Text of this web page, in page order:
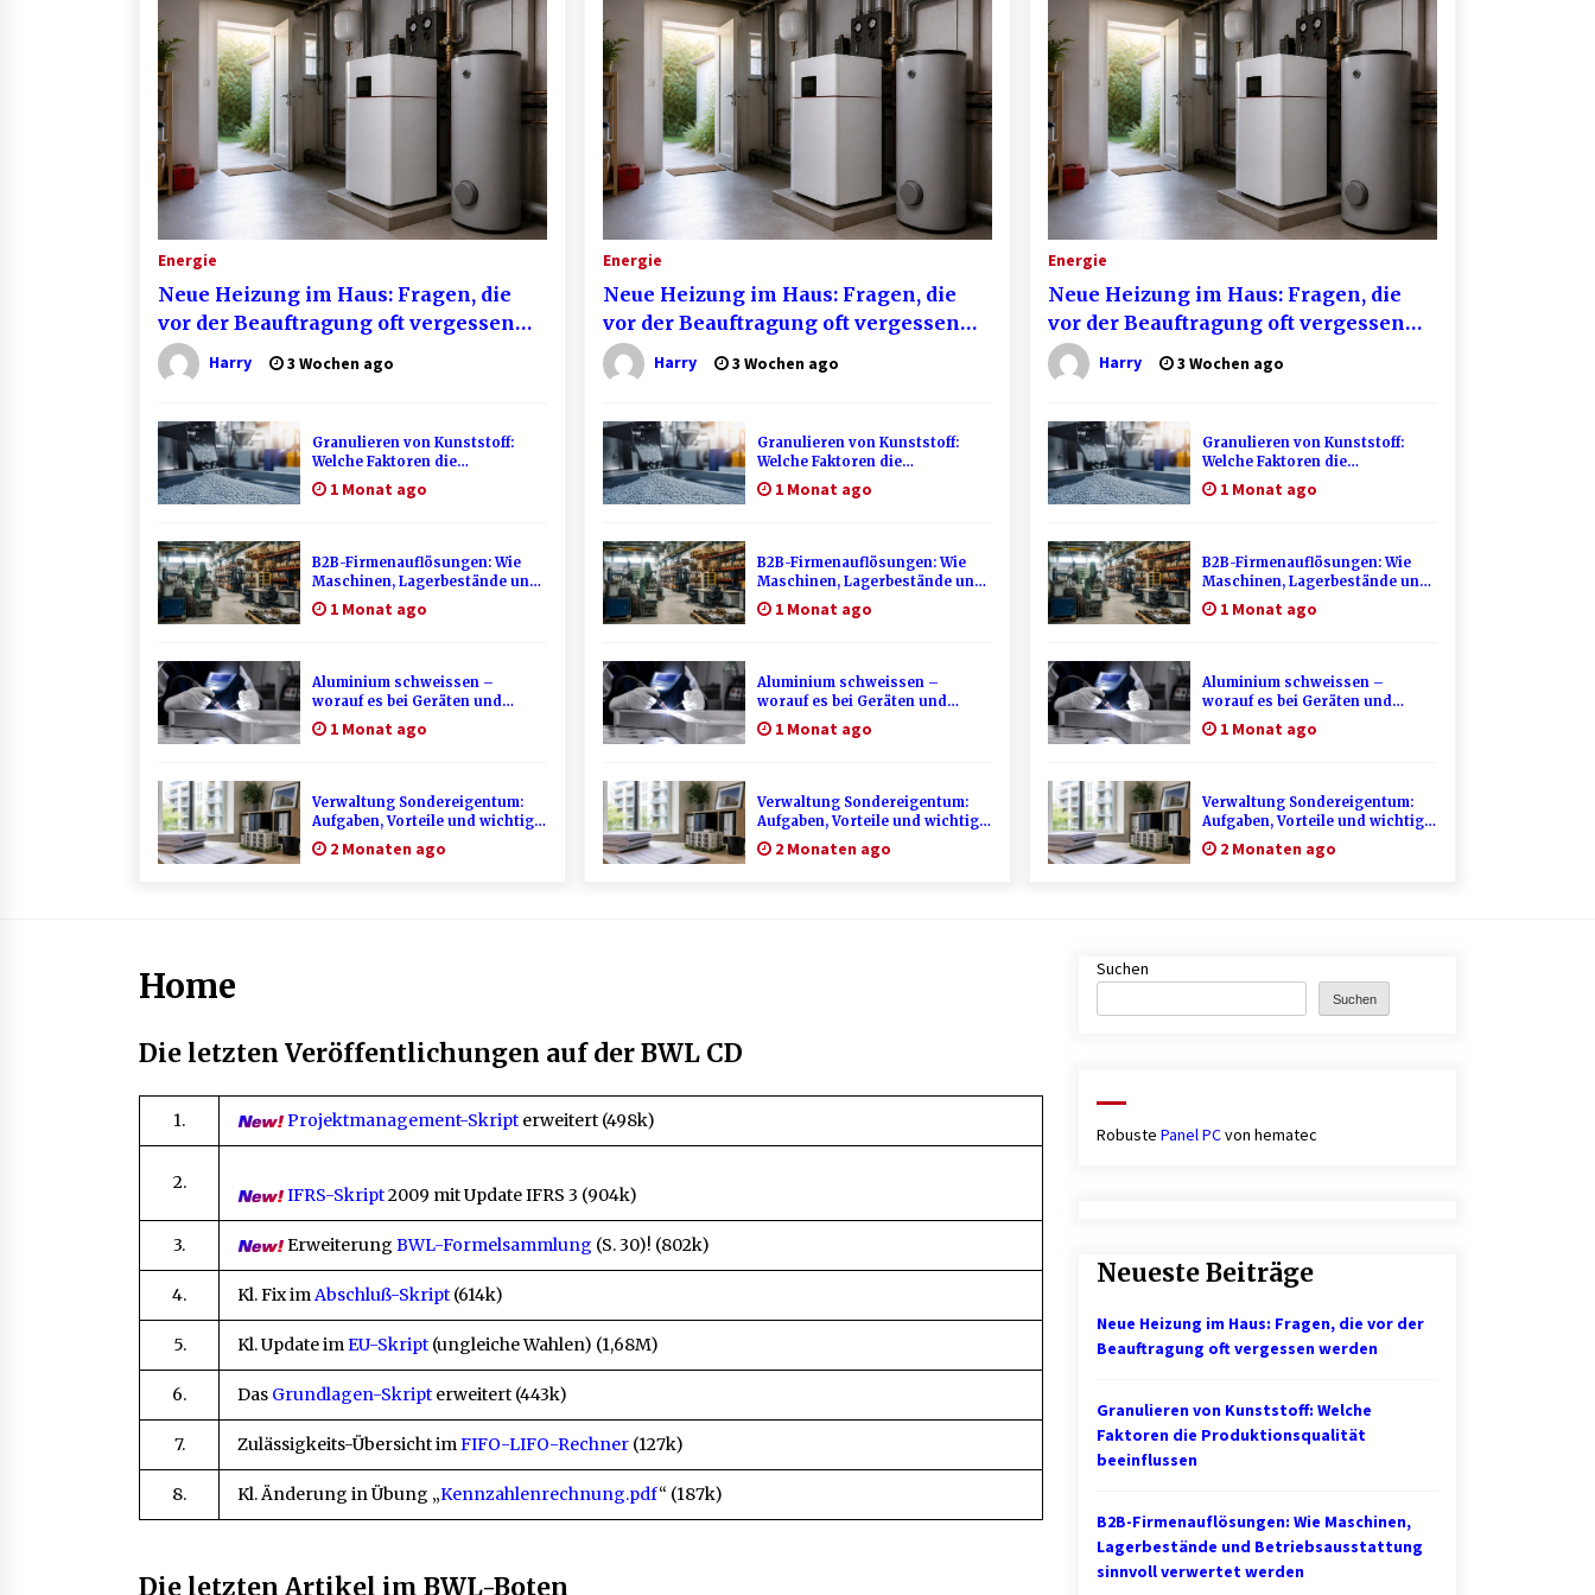
Energie
Neue Heizung im Haus: Fragen, die
vor der Beauftragung oft vergessen
werdenHarry 3 Wochen ago
Granulieren von Kunststoff:
Welche Faktoren die
Produktionsqualität
beeinflussen
1 Monat ago
B2B-Firmenauflösungen: Wie
Maschinen, Lagerbestände und
Betriebsausstattung sinnvoll
verwertet werden
1 Monat ago
Aluminium schweissen –
worauf es bei Geräten und
Verfahren ankommt
1 Monat ago
Verwaltung Sondereigentum:
Aufgaben, Vorteile und wichtige
Unterschiede zur WEG-
Verwaltung
2 Monaten ago
Energie
Neue Heizung im Haus: Fragen, die
vor der Beauftragung oft vergessen
werdenHarry 3 Wochen ago
Granulieren von Kunststoff:
Welche Faktoren die
Produktionsqualität
beeinflussen
1 Monat ago
B2B-Firmenauflösungen: Wie
Maschinen, Lagerbestände und
Betriebsausstattung sinnvoll
verwertet werden
1 Monat ago
Aluminium schweissen –
worauf es bei Geräten und
Verfahren ankommt
1 Monat ago
Verwaltung Sondereigentum:
Aufgaben, Vorteile und wichtige
Unterschiede zur WEG-
Verwaltung
2 Monaten ago
Energie
Neue Heizung im Haus: Fragen, die
vor der Beauftragung oft vergessen
werdenHarry 3 Wochen ago
Granulieren von Kunststoff:
Welche Faktoren die
Produktionsqualität
beeinflussen
1 Monat ago
B2B-Firmenauflösungen: Wie
Maschinen, Lagerbestände und
Betriebsausstattung sinnvoll
verwertet werden
1 Monat ago
Aluminium schweissen –
worauf es bei Geräten und
Verfahren ankommt
1 Monat ago
Verwaltung Sondereigentum:
Aufgaben, Vorteile und wichtige
Unterschiede zur WEG-
Verwaltung
2 Monaten ago
Home
Die letzten Veröffentlichungen auf der BWL CD
1. Projektmanagement-Skript erweitert (498k)
2.
IFRS-Skript2009 mit Update IFRS 3 (904k)
3. Erweiterung BWL-Formelsammlung (S. 30)! (802k)
4. Kl. Fix im Abschluß-Skript (614k)
5. Kl. Update im EU-Skript (ungleiche Wahlen) (1,68M)
6. Das Grundlagen-Skript erweitert (443k)
7. Zulässigkeits-Übersicht im FIFO-LIFO-Rechner (127k)
8. Kl. Änderung in Übung „Kennzahlenrechnung.pdf“ (187k)
Die letzten Artikel im BWL-Boten
Suchen
Suchen
Robuste Panel PCvon hematec
Neueste Beiträge
Neue Heizung im Haus: Fragen, die vor der
Beauftragung oft vergessen werden
Granulieren von Kunststoff: Welche
Faktoren die Produktionsqualität
beeinflussen
B2B-Firmenauflösungen: Wie Maschinen,
Lagerbestände und Betriebsausstattung
sinnvoll verwertet werden